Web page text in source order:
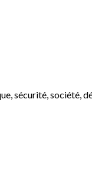
sécurité, société,